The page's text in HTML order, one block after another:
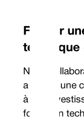
Fournir
technique
Notre
a connu une
à ses
formation